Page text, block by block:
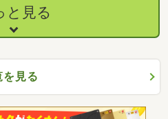
・地方銀行 ●詳しくは担当者ま
登録物件、駐車３台以上可、南
良好、庭１０坪以上、田園風
きい
と見る
見る